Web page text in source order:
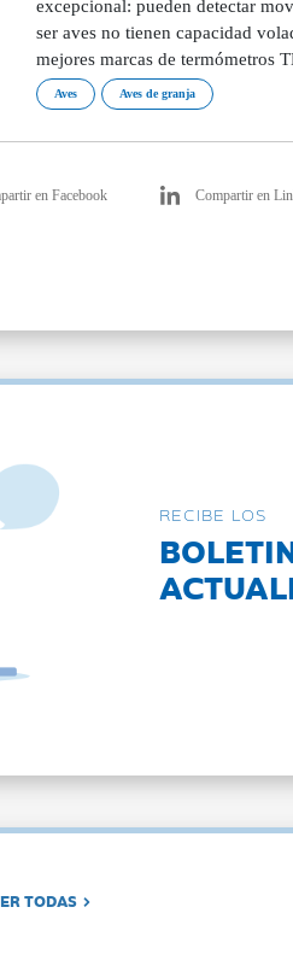
excepcional: pueden detectar
ser aves no tienen capacidad
mejores marcas de termómetros
Aves Aves de granja
en Facebook Compartir en
RECIBE LOS
TODAS